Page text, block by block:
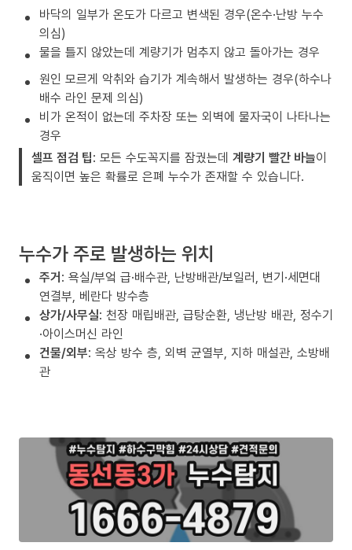
바닥의 일부가 온도가 다르고 변색된 경우(온수·난방 누수
의심)
물을 틀지 않았는데 계량기가 멈추지 않고 돌아가는 경우
원인 모르게 악취와 습기가 계속해서 발생하는 경우(하수나
배수 라인 문제 의심)
비가 온적이 없는데 주차장 또는 외벽에 물자국이 나타나는
경우
셀프 점검 팁: 모든 수도꼭지를 잠궜는데 계량기 빨간 바늘이
움직이면 높은 확률로 은폐 누수가 존재할 수 있습니다.
누수가 주로 발생하는 위치
주거: 욕실/부엌 급·배수관, 난방배관/보일러, 변기·세면대
연결부, 베란다 방수층
상가/사무실: 천장 매립배관, 급탕순환, 냉난방 배관, 정수기
·아이스머신 라인
건물/외부: 옥상 방수 층, 외벽 균열부, 지하 매설관, 소방배
관